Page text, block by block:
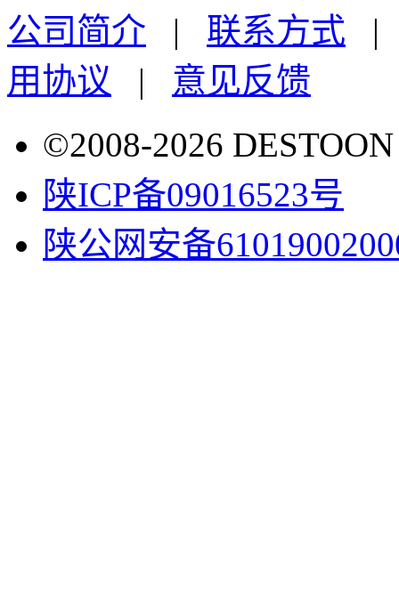
公司简介 | 联系方式
用协议 | 意见反馈
©2008-2026
陕ICP备09016523号
陕公网安备